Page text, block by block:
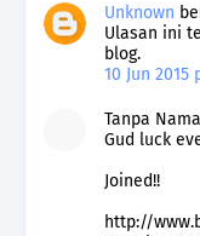
Unknown
Ulasan ini
blog.
10 Jun 2015
Tanpa
Gud luck
Joined!!
http://